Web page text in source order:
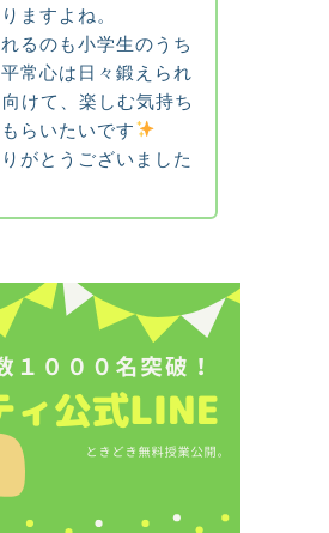
ますよね。
るのも小学生のうち
常心は日々鍛えられ
けて、楽しむ気持ち
らいたいです
がとうございました